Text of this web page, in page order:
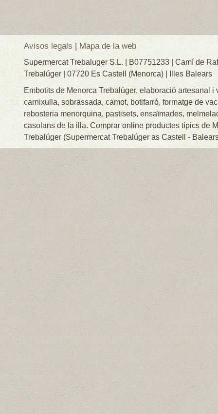
Avisos legals | Mapa de la web
Supermercat Trebaluger S.L. | B07751233 | Camí de
Trebalúger | 07720 Es Castell (Menorca) | Illes Balears
Embotits de Menorca Trebalúger, elaboració artesanal i
carnixulla, sobrassada, camot, botifarró, formatge de
rebosteria menorquina, pastisets, ensaïmades,
casolans de la illa. Comprar online productes típics de
Trebalúger (Supermercat Trebalúger as Castell -